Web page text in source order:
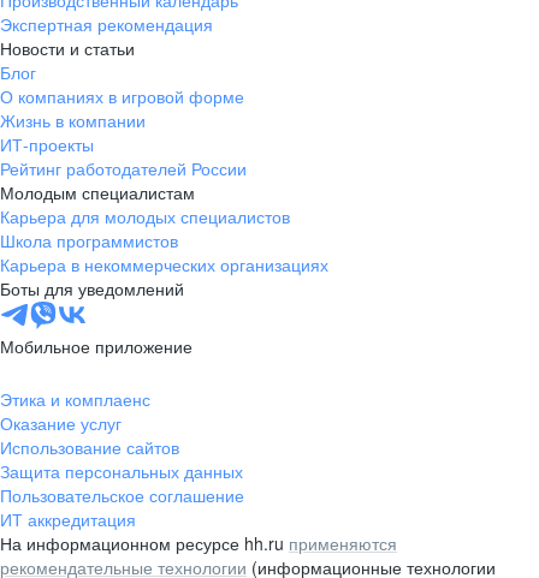
Экспертная рекомендация
Новости и статьи
Блог
О компаниях в игровой форме
Жизнь в компании
ИТ-проекты
Рейтинг работодателей России
Молодым специалистам
Карьера для молодых специалистов
Школа программистов
Карьера в некоммерческих организациях
Боты для уведомлений
Мобильное приложение
Этика и комплаенс
Оказание услуг
Использование сайтов
Защита персональных данных
Пользовательское соглашение
ИТ аккредитация
На информационном ресурсе hh.ru применяются
рекомендательные технологии (информационные технологии